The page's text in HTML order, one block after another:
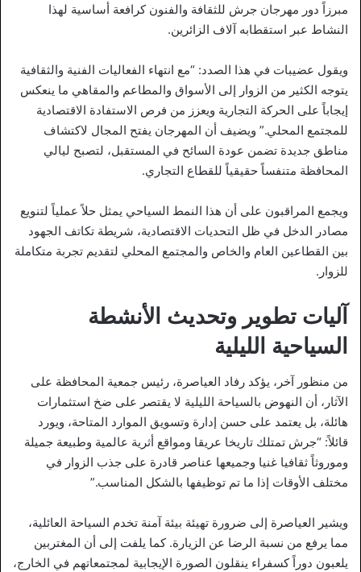
مبرزاً دور مهرجان جرش للثقافة والفنون كرافعة أساسية لهذا
النشاط عبر استقطابه آلاف الزائرين.
ويقول عضيبات في هذا الصدد: “مع انتهاء الفعاليات الفنية والثقافية
يتوجه الكثير من الزوار إلى الأسواق والمطاعم والمقاهي ما ينعكس
إيجاباً على الحركة التجارية ويعزز من فرص الاستفادة الاقتصادية
للمجتمع المحلي.” ويضيف أن المهرجان يفتح المجال لاكتشاف
مناطق جديدة تضمن عودة السائح في المستقبل، لتصبح ليالي
المحافظة متنفساً حقيقياً للقطاع التجاري.
ويجمع المراقبون على أن هذا النمط السياحي يمثل حلاً عملياً لتنويع
مصادر الدخل في ظل التحديات الاقتصادية، شريطة تكاتف الجهود
بين القطاعين العام والخاص والمجتمع المحلي لتقديم تجربة متكاملة
للزوار.
آليات تطوير وتحديث الأنشطة
السياحية الليلية
من منظور آخر، يؤكد رفاد العياصرة، رئيس جمعية المحافظة على
الآثار، أن النهوض بالسياحة الليلية لا يقتصر على ضخ استثمارات
هائلة، بل يعتمد على حسن إدارة وتسويق الموارد المتاحة، ويورد
قائلاً: “جرش تمتلك تاريخا عريقا ومواقع أثرية عالمية وطبيعة جميلة
وموروثاً ثقافيا غنيا وجميعها عناصر قادرة على جذب الزوار في
مختلف الأوقات إذا ما تم توظيفها بالشكل المناسب.”
ويشير العياصرة إلى ضرورة تهيئة بيئة آمنة تخدم السياحة العائلية،
مما يرفع من نسبة الرضا عن الزيارة. كما يلفت إلى أن المغتربين
يلعبون دوراً كسفراء ينقلون الصورة الإيجابية لمجتمعاتهم في الخارج،